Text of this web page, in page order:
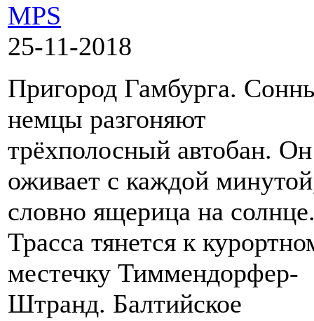
MPS
25-11-2018
Пригород Гамбурга.
немцы разгоняют
трёхполосный автобан. Он
оживает с каждой
словно ящерица на
Трасса тянется к
местечку Тиммендорфер-
Штранд. Балтийское